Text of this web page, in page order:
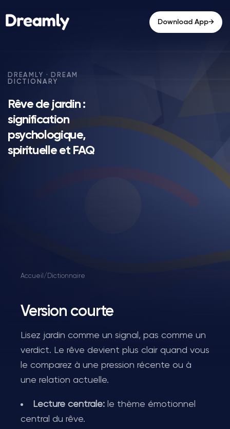
Download App→
Rêve de jardin :
signification
psychologique,
spirituelle et FAQ
Accueil / Dictionnaire
Version courte
Lisez jardin comme un signal, pas comme un
verdict. Le rêve devient plus clair quand vous
le comparez à une pression récente ou à
une relation actuelle.
Lecture centrale: le thème émotionnel
central du rêve.